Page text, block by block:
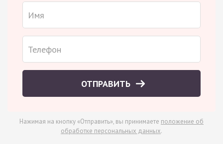
ОТПРАВИТЬ
Нажимая на кнопку «Отправить», вы принимаете положение об
обработке персональных данных.